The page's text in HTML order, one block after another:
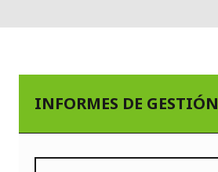
INFORMES DE GESTIÓN